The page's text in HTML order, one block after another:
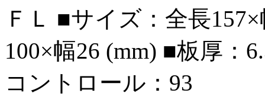
ＦＬ ■サイズ：全長
100×幅26 (mm) ■板厚：
コントロール：93